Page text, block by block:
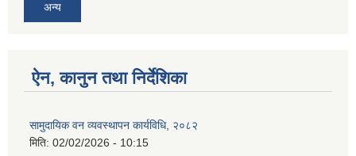
अन्य
ऐन, कानुन तथा निर्देशिका
सामुदायिक वन व्यवस्थापन कार्यविधि, २०८२
मिति: 02/02/2026 - 10:15